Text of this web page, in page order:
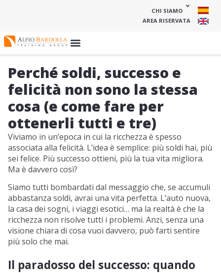
CHI SIAMO
AREA RISERVATA
Perché soldi, successo e
felicità non sono la stessa
cosa (e come fare per
ottenerli tutti e tre)
Viviamo in un’epoca in cui la ricchezza è spesso
associata alla felicità. L’idea è semplice: più soldi hai, più
sei felice. Più successo ottieni, più la tua vita migliora.
Ma è davvero così?
Siamo tutti bombardati dal messaggio che, se accumuli
abbastanza soldi, avrai una vita perfetta. L’auto nuova,
la casa dei sogni, i viaggi esotici… ma la realtà è che la
ricchezza non risolve tutti i problemi. Anzi, senza una
visione chiara di cosa vuoi davvero, può farti sentire
più solo che mai.
Il paradosso del successo: quando